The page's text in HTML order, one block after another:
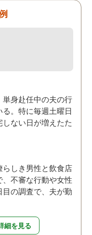
単身赴任中の夫の行
。特に毎週土曜日
ない日が増えたた
しき男性と飲食店
不審な行動や女性
の調査で、夫が勤
細を見る